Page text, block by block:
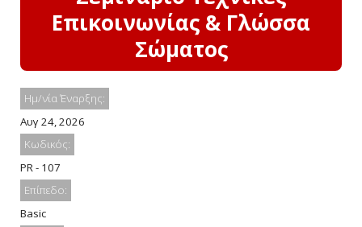
Επικοινωνίας & Γλώσσα
Σώματος
Ημ/νία Έναρξης:
Αυγ 24, 2026
Κωδικός:
PR - 107
Επίπεδο:
Basic